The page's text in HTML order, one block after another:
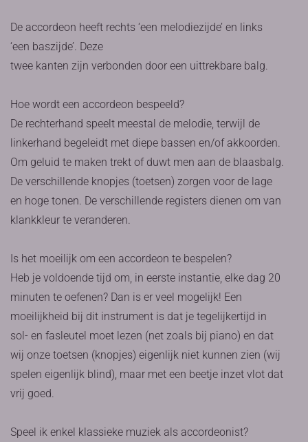
De accordeon heeft rechts ‘een melodiezijde’ en links
‘een baszijde’. Deze
twee kanten zijn verbonden door een uittrekbare balg.
Hoe wordt een accordeon bespeeld?
De rechterhand speelt meestal de melodie, terwijl de
linkerhand begeleidt met diepe bassen en/of akkoorden.
Om geluid te maken trekt of duwt men aan de blaasbalg.
De verschillende knopjes (toetsen) zorgen voor de lage
en hoge tonen. De verschillende registers dienen om van
klankkleur te veranderen.
Is het moeilijk om een accordeon te bespelen?
Heb je voldoende tijd om, in eerste instantie, elke dag 20
minuten te oefenen? Dan is er veel mogelijk! Een
moeilijkheid bij dit instrument is dat je tegelijkertijd in
sol- en fasleutel moet lezen (net zoals bij piano) en dat
wij onze toetsen (knopjes) eigenlijk niet kunnen zien (wij
spelen eigenlijk blind), maar met een beetje inzet vlot dat
vrij goed.
Speel ik enkel klassieke muziek als accordeonist?